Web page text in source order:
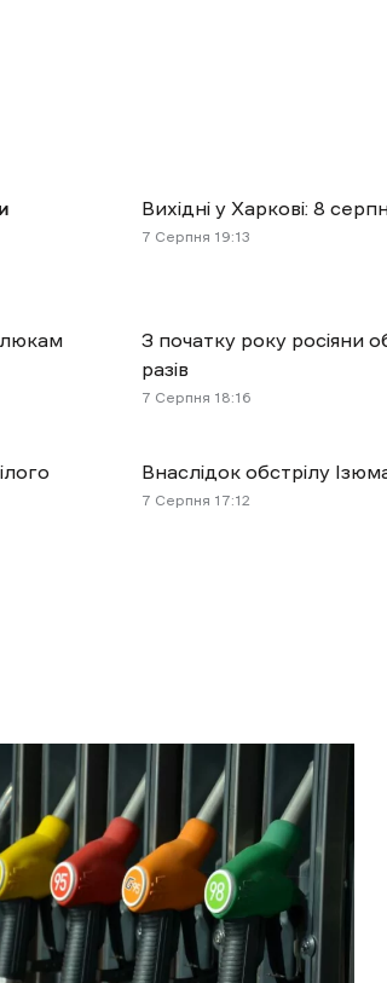
Вихідні у Харкові: 8
7 Cерпня 19:13
З початку року росіяни
разів
7 Cерпня 18:16
Внаслідок обстрілу
7 Cерпня 17:12